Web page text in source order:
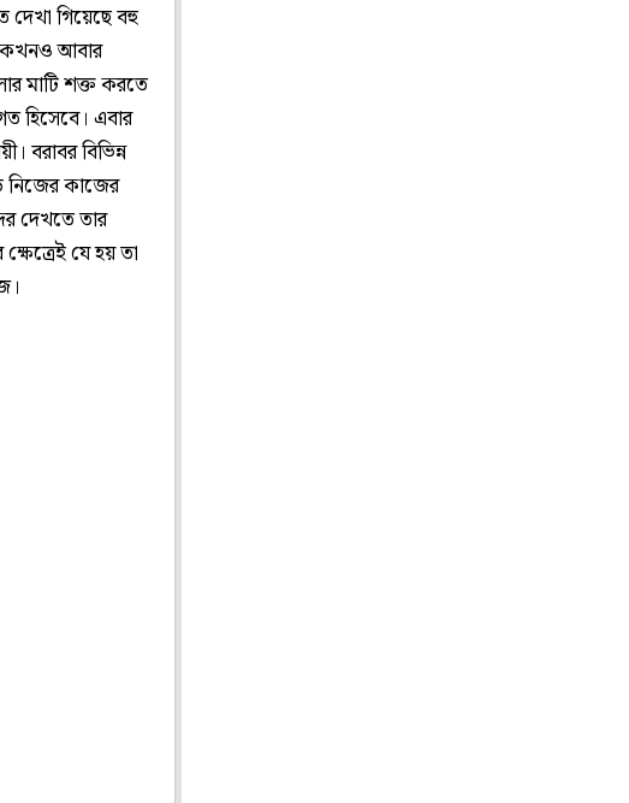
দেখা গিয়েছে বহু
কখনও আবার
মাটি শক্ত করতে
হিসেবে। এবার
বিভিন্ন
নিজের কাজের
দেখতে তার
যে হয় তা